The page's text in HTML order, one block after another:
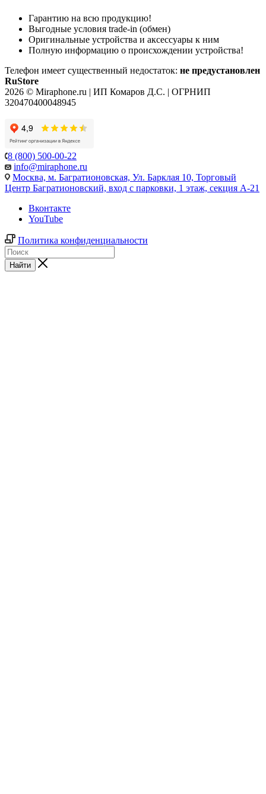
Гарантию на всю продукцию!
Выгодные условия trade-in (обмен)
Оригинальные устройства и аксессуары к ним
Полную информацию о происхождении устройства!
Телефон имеет существенный недостаток: не предустановлен
RuStore
2026 © Miraphone.ru | ИП Комаров Д.С. | ОГРНИП
320470400048945
8 (800) 500-00-22
info@miraphone.ru
Москва, м. Багратионовская, Ул. Барклая 10, Торговый
Центр Багратионовский, вход с парковки, 1 этаж, секция А-21
Вконтакте
YouTube
Политика конфиденциальности
Найти